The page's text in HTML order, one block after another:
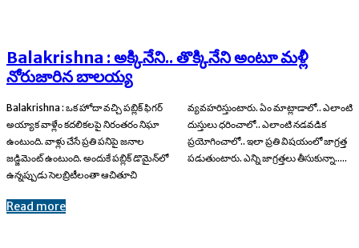
Balakrishna : అక్కినేని.. తొక్కినేని అంటూ మళ్లీ
నోరుజారిన బాలయ్య
Balakrishna : ఒక హోదా వచ్చి పబ్లిక్ ఫిగర్‌
అయ్యాక వాళ్లేం కదలికలపై నిరంతరం నిఘా
ఉంటుంది. వాళ్లు చేసే ప్రతి పనిపై జనాల
జడ్జిమెంట్ ఉంటుంది. అందుకే పబ్లిక్ డొమైన్‌లో
ఉన్నప్పుడు సెలబ్రిటీలంతా ఆచితూచి
వ్యవహరిస్తుంటారు. ఏం మాట్లాడాలో.. ఎలాంటి
దుస్తులు ధరించాలో.. ఎలాంటి నడవడిక
ప్రయోగించాలో.. ఇలా ప్రతి విషయంలో జాగ్రత్త
పడుతుంటారు. ఎన్ని జాగ్రత్తలు తీసుకున్నా.....
Read more